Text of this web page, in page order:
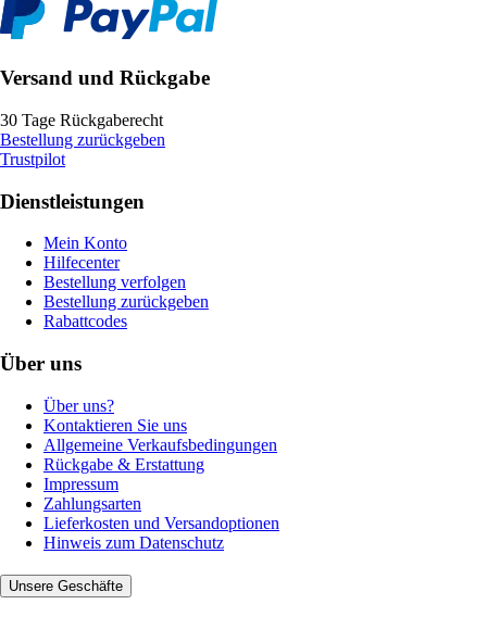
Versand und Rückgabe
30 Tage Rückgaberecht
Bestellung zurückgeben
Trustpilot
Dienstleistungen
Mein Konto
Hilfecenter
Bestellung verfolgen
Bestellung zurückgeben
Rabattcodes
Über uns
Über uns?
Kontaktieren Sie uns
Allgemeine Verkaufsbedingungen
Rückgabe & Erstattung
Impressum
Zahlungsarten
Lieferkosten und Versandoptionen
Hinweis zum Datenschutz
Unsere Geschäfte